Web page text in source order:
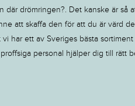
där drömringen?. Det kanske är så
att skaffa den för att du är värd
vi har ett av Sveriges bästa
personal hjälper dig till rätt